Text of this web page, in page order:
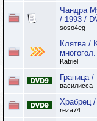
Чандра
/ 1993 /
soso4eg
Клятва /
Katriel
Граница
василисса
Храбрец
reza74